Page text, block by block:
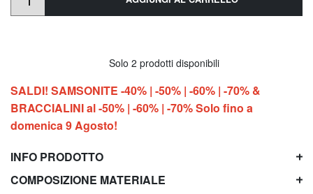
Solo 2 prodotti disponibili
SALDI! SAMSONITE -40% | -50% | -60% | -70% &
BRACCIALINI al -50% | -60% | -70% Solo fino a
domenica 9 Agosto!
INFO PRODOTTO
COMPOSIZIONE MATERIALE